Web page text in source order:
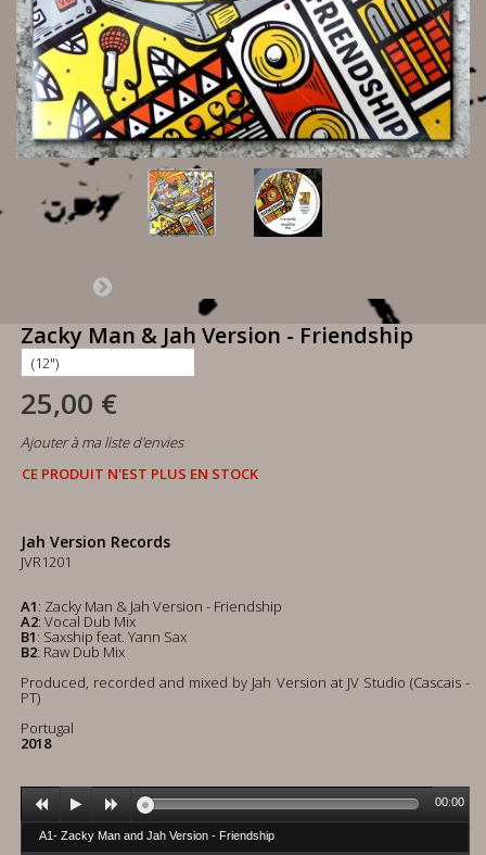
Zacky Man & Jah Version - Friendship
25,00 €
Ajouter à ma liste d'envies
CE PRODUIT N'EST PLUS EN STOCK
Jah Version Records
JVR1201
A1: Zacky Man & Jah Version - Friendship
A2: Vocal Dub Mix
B1: Saxship feat. Yann Sax
B2: Raw Dub Mix
Produced, recorded and mixed by Jah Version at JV Studio (Cascais -
PT)
Portugal
2018
A1- Zacky Man and Jah Version - Friendship
00:00